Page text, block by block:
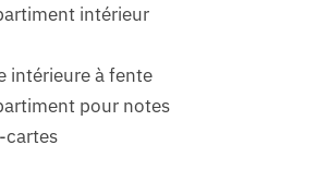
intérieur
intérieure à fente
pour notes
cartes